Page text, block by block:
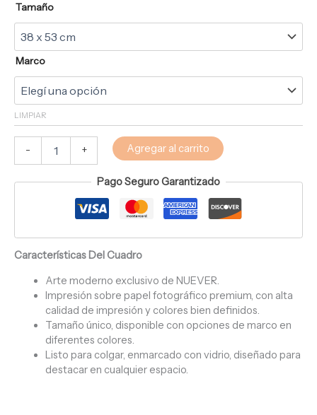
Tamaño
Marco
LIMPIAR
- + Agregar al carrito
Pago Seguro Garantizado
Características Del Cuadro
Arte moderno exclusivo de NUEVER.
Impresión sobre papel fotográfico premium, con alta
calidad de impresión y colores bien definidos.
Tamaño único, disponible con opciones de marco en
diferentes colores.
Listo para colgar, enmarcado con vidrio, diseñado para
destacar en cualquier espacio.